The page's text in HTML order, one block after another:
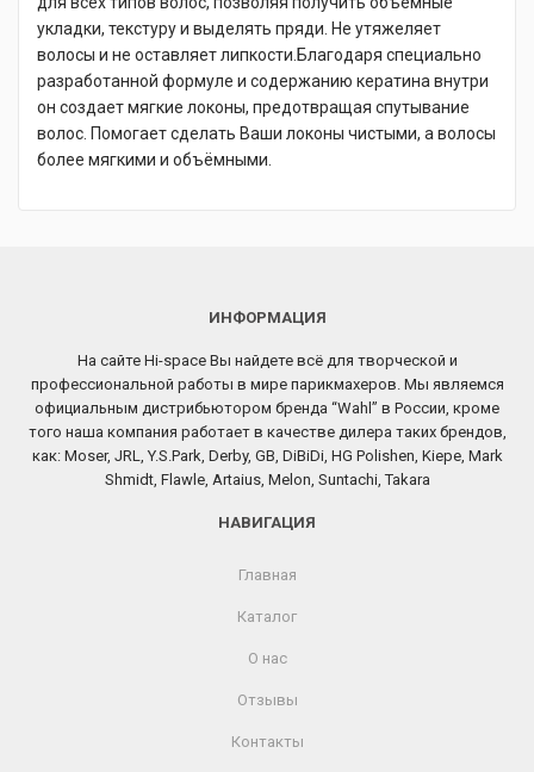
укладки, текстуру и выделять пряди. Не утяжеляет
волосы и не оставляет липкости.Благодаря специально
разработанной формуле и содержанию кератина внутри
он создает мягкие локоны, предотвращая спутывание
волос. Помогает сделать Ваши локоны чистыми, а волосы
более мягкими и объёмными.
ИНФОРМАЦИЯ
На сайте Hi-space Вы найдете всё для творческой и
профессиональной работы в мире парикмахеров. Мы являемся
официальным дистрибьютором бренда “Wahl” в России, кроме
того наша компания работает в качестве дилера таких брендов,
как: Moser, JRL, Y.S.Park, Derby, GB, DiBiDi, HG Polishen, Kiepe, Mark
Shmidt, Flawle, Artaius, Melon, Suntachi, Takara
НАВИГАЦИЯ
Главная
Каталог
О нас
Отзывы
Контакты